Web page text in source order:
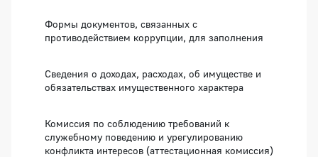
Формы документов, связанных с
противодействием коррупции, для заполнения
Сведения о доходах, расходах, об имуществе и
обязательствах имущественного характера
Комиссия по соблюдению требований к
служебному поведению и урегулированию
конфликта интересов (аттестационная комиссия)